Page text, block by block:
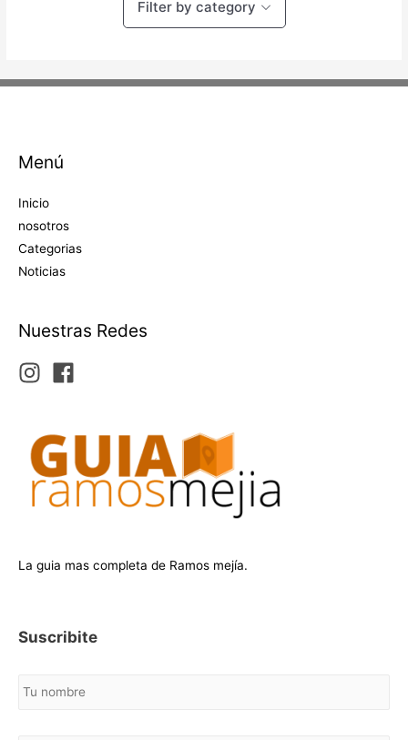
Filter by category
Menú
Inicio
nosotros
Categorias
Noticias
Nuestras Redes
La guia mas completa de Ramos mejía.
Suscribite
o